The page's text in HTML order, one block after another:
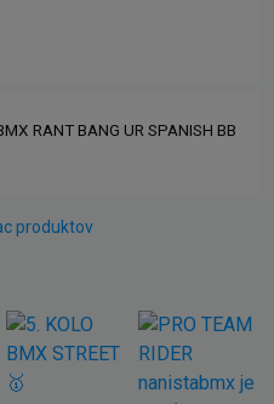
RANT BANG UR SPANISH BB
produktov